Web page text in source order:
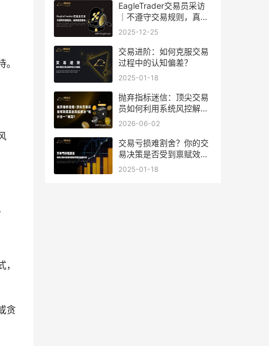
贪
EagleTrader交易员采访
｜不遵守交易规则，真的
是自由吗
2025-12-25
交易进阶：如何克服交易
过程中的认知偏差？
2025-01-18
抛弃指标迷信：顶尖交易
员如何利用系统风控解决
“知行合一”难题
2026-06-02
交易亏损难割舍？你的交
易决策是否受到禀赋效应
的影响
2025-01-18